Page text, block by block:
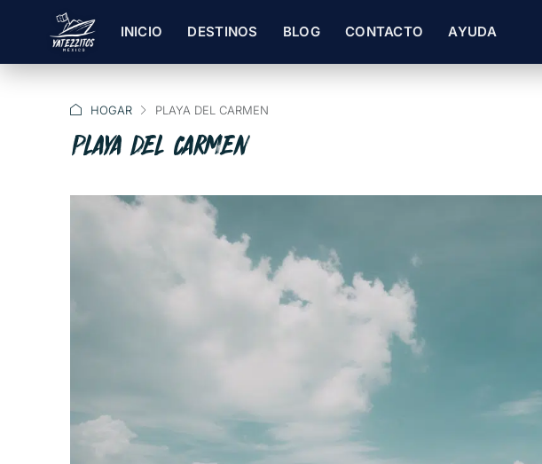
INICIO DESTINOS BLOG CONTACTO AYUDA
HOGAR PLAYA DEL CARMEN
PLAYA DEL CARMEN